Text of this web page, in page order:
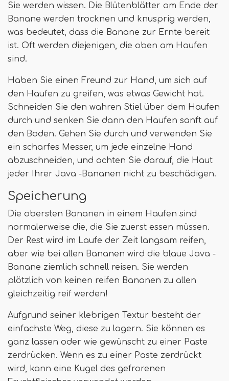
Sie werden wissen. Die Blütenblätter am Ende der
Banane werden trocknen und knusprig werden,
was bedeutet, dass die Banane zur Ernte bereit
ist. Oft werden diejenigen, die oben am Haufen
sind.
Haben Sie einen Freund zur Hand, um sich auf
den Haufen zu greifen, was etwas Gewicht hat.
Schneiden Sie den wahren Stiel über dem Haufen
durch und senken Sie dann den Haufen sanft auf
den Boden. Gehen Sie durch und verwenden Sie
ein scharfes Messer, um jede einzelne Hand
abzuschneiden, und achten Sie darauf, die Haut
jeder Ihrer Java -Bananen nicht zu beschädigen.
Speicherung
Die obersten Bananen in einem Haufen sind
normalerweise die, die Sie zuerst essen müssen.
Der Rest wird im Laufe der Zeit langsam reifen,
aber wie bei allen Bananen wird die blaue Java -
Banane ziemlich schnell reisen. Sie werden
plötzlich von keinen reifen Bananen zu allen
gleichzeitig reif werden!
Aufgrund seiner klebrigen Textur besteht der
einfachste Weg, diese zu lagern. Sie können es
ganz lassen oder wie gewünscht zu einer Paste
zerdrücken. Wenn es zu einer Paste zerdrückt
wird, kann eine Kugel des gefrorenen